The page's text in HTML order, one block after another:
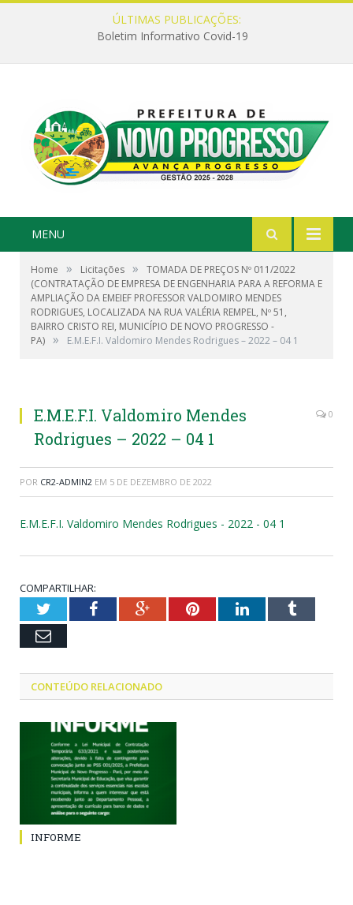
ÚLTIMAS PUBLICAÇÕES:
Boletim Informativo Covid-19
MENU
Home » Licitações »
TOMADA DE PREÇOS Nº 011/2022
(CONTRATAÇÃO DE EMPRESA DE ENGENHARIA PARA A REFORMA E
AMPLIAÇÃO DA EMEIEF PROFESSOR VALDOMIRO MENDES
RODRIGUES, LOCALIZADA NA RUA VALÉRIA REMPEL, Nº 51,
BAIRRO CRISTO REI, MUNICÍPIO DE NOVO PROGRESSO -
PA) » E.M.E.F.I. Valdomiro Mendes Rodrigues – 2022 – 04 1
E.M.E.F.I. Valdomiro Mendes
Rodrigues – 2022 – 04 1
0
POR CR2-ADMIN2 EM 5 DE DEZEMBRO DE 2022
E.M.E.F.I. Valdomiro Mendes Rodrigues - 2022 - 04 1
COMPARTILHAR:
TwitterFacebookGoogle+PinterestLinkedInTumblr
Email
CONTEÚDO RELACIONADO
INFORME